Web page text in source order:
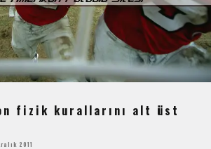
fizik kurallarını alt üst
2011